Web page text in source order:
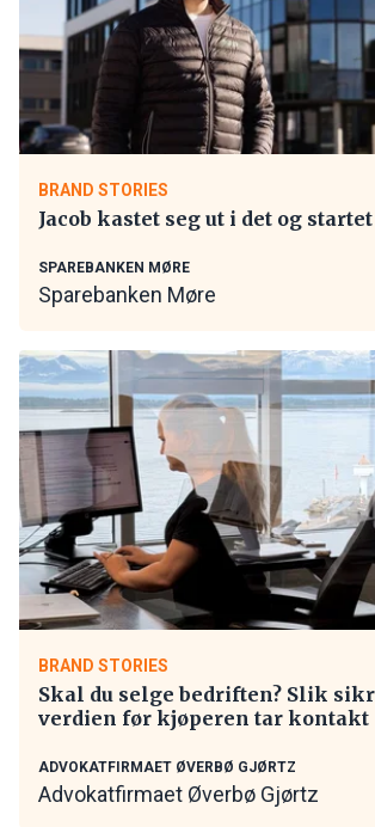
BRAND STORIES
Jacob kastet seg ut i det og
SPAREBANKEN MØRE
Sparebanken Møre
BRAND STORIES
Skal du selge bedriften? Slik
verdien før kjøperen tar kontakt
ADVOKATFIRMAET ØVERBØ GJØRTZ
Advokatfirmaet Øverbø Gjørtz